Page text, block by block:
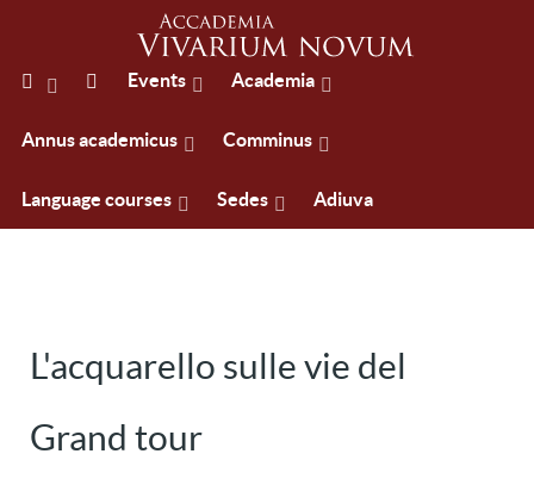
Events Academia
Annus academicus Comminus
Language courses Sedes Adiuva
L'acquarello sulle vie del
Grand tour